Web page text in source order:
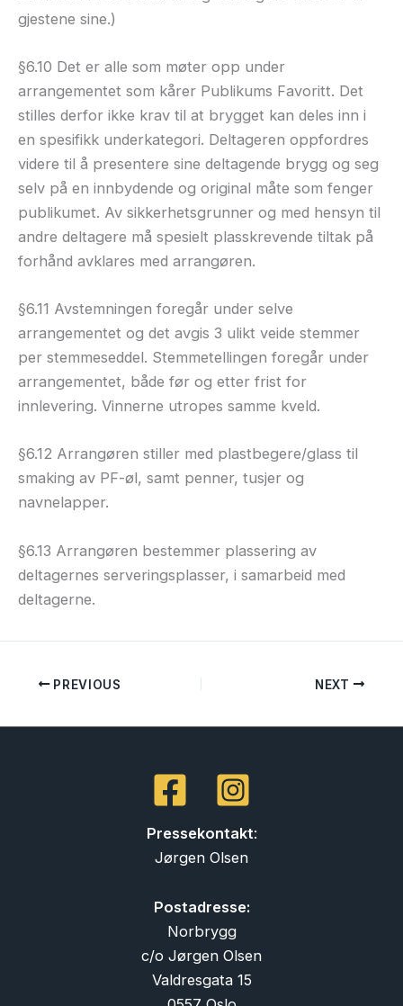
gjestene sine.)
§6.10 Det er alle som møter opp under
arrangementet som kårer Publikums Favoritt. Det
stilles derfor ikke krav til at brygget kan deles inn i
en spesifikk underkategori. Deltageren oppfordres
videre til å presentere sine deltagende brygg og seg
selv på en innbydende og original måte som fenger
publikumet. Av sikkerhetsgrunner og med hensyn til
andre deltagere må spesielt plasskrevende tiltak på
forhånd avklares med arrangøren.
§6.11 Avstemningen foregår under selve
arrangementet og det avgis 3 ulikt veide stemmer
per stemmeseddel. Stemmetellingen foregår under
arrangementet, både før og etter frist for
innlevering. Vinnerne utropes samme kveld.
§6.12 Arrangøren stiller med plastbegere/glass til
smaking av PF-øl, samt penner, tusjer og
navnelapper.
§6.13 Arrangøren bestemmer plassering av
deltagernes serveringsplasser, i samarbeid med
deltagerne.
PREVIOUS NEXT
Pressekontakt:
Jørgen Olsen
Postadresse:
Norbrygg
c/o Jørgen Olsen
Valdresgata 15